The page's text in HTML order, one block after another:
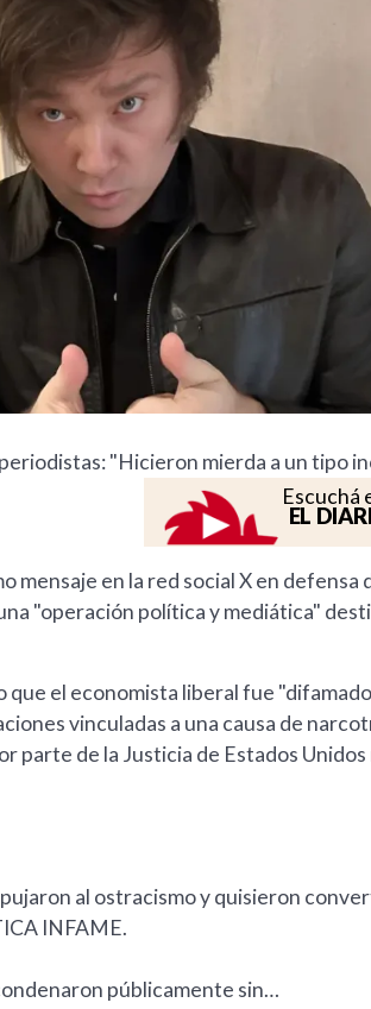
"Hicieron mierda a un tipo
Escuchá
EL
mensaje en la red social X en defensa
"operación política y mediática"
el economista liberal fue
vinculadas a una causa de
parte de la Justicia de Estados
al ostracismo y quisieron
INFAME.
públicamente sin…